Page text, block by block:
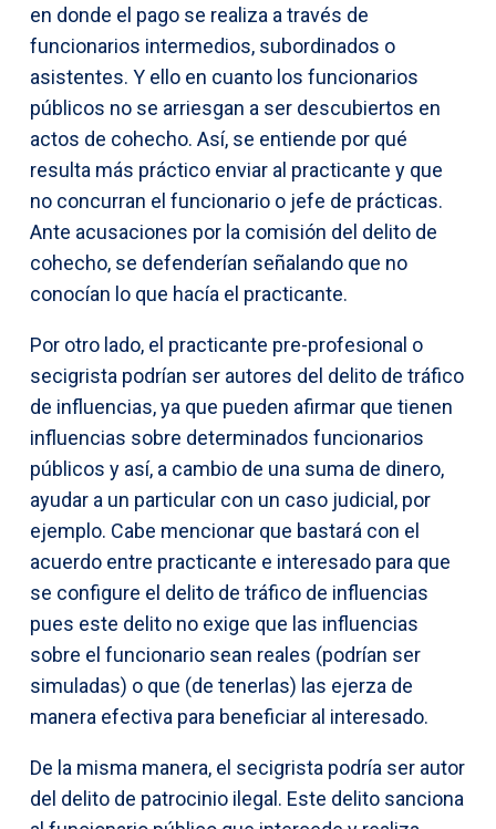
en donde el pago se realiza a través de
funcionarios intermedios, subordinados o
asistentes. Y ello en cuanto los funcionarios
públicos no se arriesgan a ser descubiertos en
actos de cohecho. Así, se entiende por qué
resulta más práctico enviar al practicante y que
no concurran el funcionario o jefe de prácticas.
Ante acusaciones por la comisión del delito de
cohecho, se defenderían señalando que no
conocían lo que hacía el practicante.
Por otro lado, el practicante pre-profesional o
secigrista podrían ser autores del delito de tráfico
de influencias, ya que pueden afirmar que tienen
influencias sobre determinados funcionarios
públicos y así, a cambio de una suma de dinero,
ayudar a un particular con un caso judicial, por
ejemplo. Cabe mencionar que bastará con el
acuerdo entre practicante e interesado para que
se configure el delito de tráfico de influencias
pues este delito no exige que las influencias
sobre el funcionario sean reales (podrían ser
simuladas) o que (de tenerlas) las ejerza de
manera efectiva para beneficiar al interesado.
De la misma manera, el secigrista podría ser autor
del delito de patrocinio ilegal. Este delito sanciona